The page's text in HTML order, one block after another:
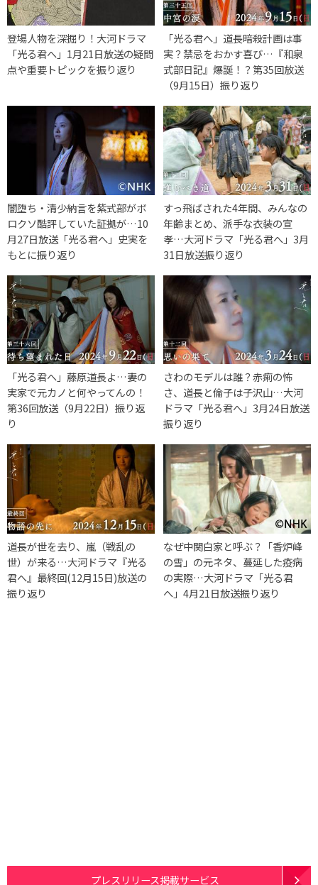
登場人物を深掘り！大河ドラマ
「光る君へ」1月21日放送の疑問
点や重要トピックを振り返り
「光る君へ」道長暗殺計画は事
実？禁忌をおかす喜び…『和泉
式部日記』爆誕！？第35回放送
（9月15日）振り返り
闇堕ち・清少納言を紫式部がボ
ロクソ酷評していた証拠が…10
月27日放送「光る君へ」史実を
もとに振り返り
すっ飛ばされた4年間、みんなの
年齢まとめ、派手な衣装の宣
孝…大河ドラマ「光る君へ」3月
31日放送振り返り
「光る君へ」藤原道長よ…妻の
実家で元カノと何やってんの！
第36回放送（9月22日）振り返
り
さわのモデルは誰？赤痢の怖
さ、道長と倫子は子沢山…大河
ドラマ「光る君へ」3月24日放送
振り返り
道長が世を去り、嵐（戦乱の
世）が来る…大河ドラマ『光る
君へ』最終回(12月15日)放送の
振り返り
なぜ中関白家と呼ぶ？「香炉峰
の雪」の元ネタ、蔓延した疫病
の実際…大河ドラマ「光る君
へ」4月21日放送振り返り
プレスリリース掲載サービス